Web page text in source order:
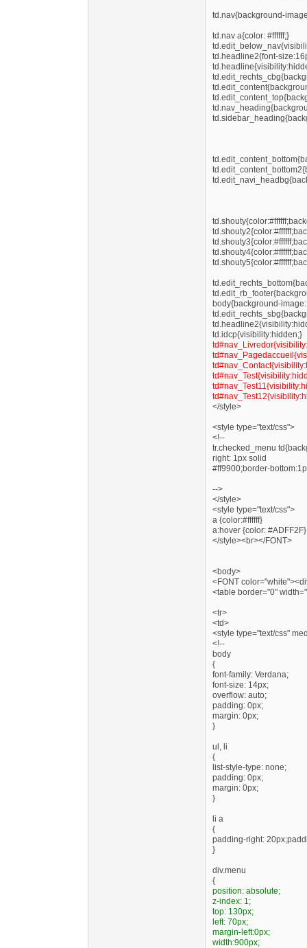
td.nav{background-
td.nav a{color: #ffffff;}
td.headline2{font-
body{background-
td.idcp{visibility:hidden;}
</style>
<style type="text/css">
<!--
tr.checked_menu
right: 1px solid
#ff9900;border-
-->
</style>
<style type="text/css">
a {color:#ffffff}
a:hover {color: #ADFF2F}
</style><br></FONT>
<body>
<FONT
<table border="0"
<tr>
<td>
<style type="text/css"
<!--
body
{
font-family: Verdana;
font-size: 14px;
overflow: auto;
padding: 0px;
margin: 0px;
}
ul, li
{
list-style-type: none;
padding: 0px;
margin: 0px;
}
li a
{
padding-right:
}
div.menu
{
position: absolute;
z-index: 1;
top: 130px;
left: 70px;
margin-left:0px;
width:900px;